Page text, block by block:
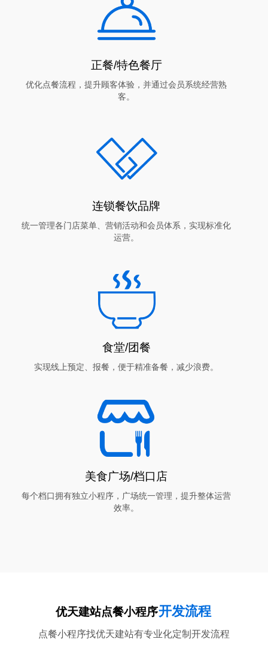
正餐/特色餐厅
优化点餐流程，提升顾客体验，并通过会员系统经营熟
客。
连锁餐饮品牌
统一管理各门店菜单、营销活动和会员体系，实现标准化
运营。
食堂/团餐
实现线上预定、报餐，便于精准备餐，减少浪费。
美食广场/档口店
每个档口拥有独立小程序，广场统一管理，提升整体运营
效率。
优天建站点餐小程序开发流程
点餐小程序找优天建站有专业化定制开发流程